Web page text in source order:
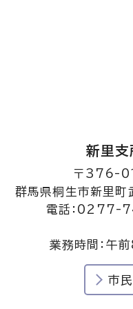
新里支
〒376-
群馬県桐生市新里
電話：0277-
業務時間：午
市